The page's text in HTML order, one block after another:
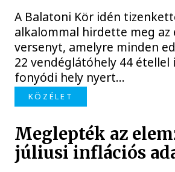
A Balatoni Kör idén
alkalommal hirdette meg az
versenyt, amelyre minden
22 vendéglátóhely 44 étellel
fonyódi hely nyert...
KÖZÉLET
Meglepték az
júliusi inflációs